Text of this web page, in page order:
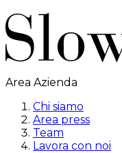
Area Azienda
Chi siamo
Area press
Team
Lavora con noi